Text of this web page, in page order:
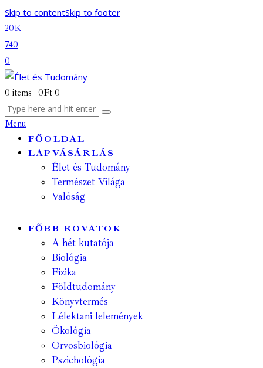
Skip to contentSkip to footer
20K
740
0
0 items - 0Ft 0
Menu
FŐOLDAL
LAPVÁSÁRLÁS
Élet és Tudomány
Természet Világa
Valóság
FŐBB ROVATOK
A hét kutatója
Biológia
Fizika
Földtudomány
Könyvtermés
Lélektani lelemények
Ökológia
Orvosbiológia
Pszichológia